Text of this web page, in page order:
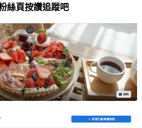
絲頁按讚追蹤吧